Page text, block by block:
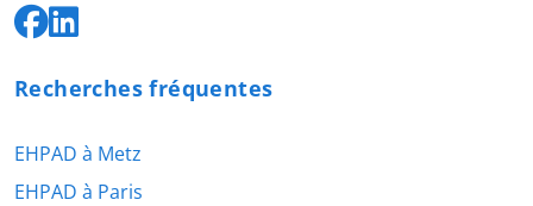
Recherches fréquentes
EHPAD à Metz
EHPAD à Paris